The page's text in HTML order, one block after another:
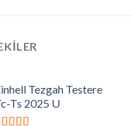
Tezgah Testere
Ts 2025 U